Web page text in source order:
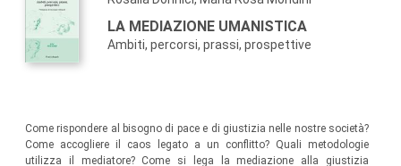
LA MEDIAZIONE UMANISTICA
Ambiti, percorsi, prassi, prospettive
Come rispondere al bisogno di pace e di giustizia nelle nostre società?
Come accogliere il caos legato a un conflitto? Quali metodologie
utilizza il mediatore? Come si lega la mediazione alla giustizia